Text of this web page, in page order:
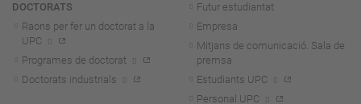
DOCTORATS
Raons per fer un doctorat a la
UPC
Programes de doctorat
Doctorats industrials
Futur estudiantat
Empresa
Mitjans de comunicació. Sala de
premsa
Estudiants UPC
Personal UPC